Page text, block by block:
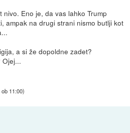
nivo. Eno je, da vas lahko Trump
ampak na drugi strani nismo butlji kot
a si že dopoldne zadet?
Ojej...
ob 11:00)